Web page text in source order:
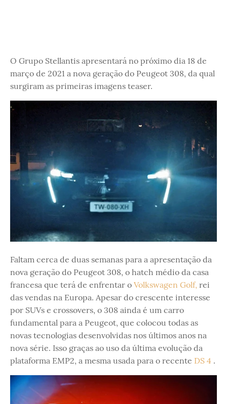
O Grupo Stellantis apresentará no próximo dia 18 de
março de 2021 a nova geração do Peugeot 308, da qual
surgiram as primeiras imagens teaser.
Faltam cerca de duas semanas para a apresentação da
nova geração do Peugeot 308, o hatch médio da casa
francesa que terá de enfrentar o Volkswagen Golf, rei
das vendas na Europa. Apesar do crescente interesse
por SUVs e crossovers, o 308 ainda é um carro
fundamental para a Peugeot, que colocou todas as
novas tecnologias desenvolvidas nos últimos anos na
nova série. Isso graças ao uso da última evolução da
plataforma EMP2, a mesma usada para o recente DS 4 .